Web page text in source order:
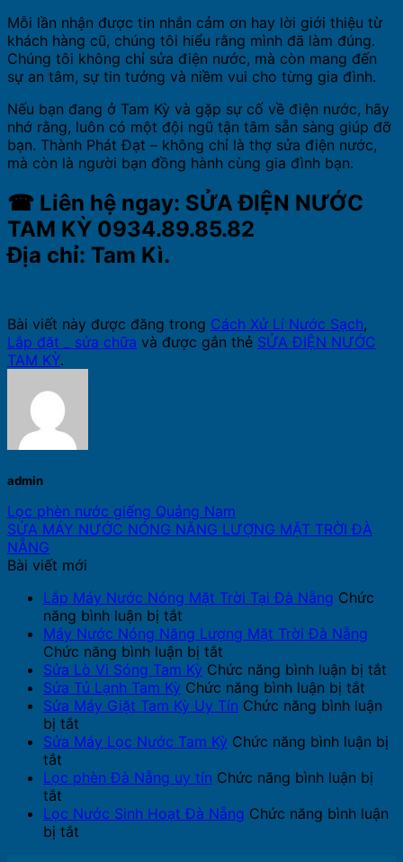
Mỗi lần nhận được tin nhắn cảm ơn hay lời giới thiệu từ
khách hàng cũ, chúng tôi hiểu rằng mình đã làm đúng.
Chúng tôi không chỉ sửa điện nước, mà còn mang đến
sự an tâm, sự tin tưởng và niềm vui cho từng gia đình.
Nếu bạn đang ở Tam Kỳ và gặp sự cố về điện nước, hãy
nhớ rằng, luôn có một đội ngũ tận tâm sẵn sàng giúp đỡ
bạn. Thành Phát Đạt – không chỉ là thợ sửa điện nước,
mà còn là người bạn đồng hành cùng gia đình bạn.
☎ Liên hệ ngay: SỬA ĐIỆN NƯỚC
TAM KỲ 0934.89.85.82
Địa chỉ: Tam Kì.
Bài viết này được đăng trong Cách Xử Lí Nước Sạch,
Lắp đặt _ sửa chữa và được gắn thẻ SỬA ĐIỆN NƯỚC
TAM KỲ.
admin
Lọc phèn nước giếng Quảng Nam
SỬA MÁY NƯỚC NÓNG NĂNG LƯỢNG MẶT TRỜI ĐÀ
NẴNG
Bài viết mới
Lắp Máy Nước Nóng Mặt Trời Tại Đà Nẵng Chức
năng bình luận bị tắt
Lắp
Máy
Nước
Nóng
Mặt
Tại
Nẵng
Máy Nước Nóng Năng Lượng Mặt Trời Đà Nẵng
Chức năng bình luận bị tắt
Máy
Nước
Nóng
Lượng
Trời
Nẵng
Sửa Lò Vi Sóng Tam Kỳ Chức năng bình luận bị tắt
Sửa Tủ Lạnh Tam Kỳ Chức năng bình luận bị tắt
Sửa
Lạnh
Kỳ
Sửa Máy Giặt Tam Kỳ Uy Tín Chức năng bình luận
bị tắt
Sửa
Giặt
Kỳ
Sửa Máy Lọc Nước Tam Kỳ Chức năng bình luận bị
tắt
Sửa
Lọc
Nước
Lọc phèn Đà Nẵng uy tín Chức năng bình luận bị
tắt
Lọc
phèn
Lọc Nước Sinh Hoạt Đà Nẵng Chức năng bình luận
bị tắt